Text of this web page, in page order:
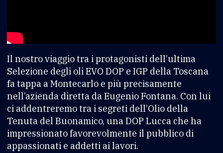
Il nostro viaggio tra i protagonisti dell’ultima
Selezione degli oli EVO DOP e IGP della Toscana
fa tappa a Montecarlo e più precisamente
nell’azienda diretta da Eugenio Fontana. Con lui
ci addentreremo tra i segreti dell’Olio della
Tenuta del Buonamico, una DOP Lucca che ha
impressionato favorevolmente il pubblico di
appassionati e addetti ai lavori.